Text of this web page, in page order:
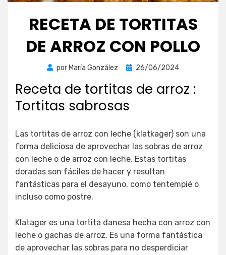
RECETA DE TORTITAS
DE ARROZ CON POLLO
por María González
Publicada
26/06/2024
Receta de tortitas de arroz :
Tortitas sabrosas
Las tortitas de arroz con leche (klatkager) son una
forma deliciosa de aprovechar las sobras de arroz
con leche o de arroz con leche. Estas tortitas
doradas son fáciles de hacer y resultan
fantásticas para el desayuno, como tentempié o
incluso como postre.
Klatager es una tortita danesa hecha con arroz con
leche o gachas de arroz. Es una forma fantástica
de aprovechar las sobras para no desperdiciar